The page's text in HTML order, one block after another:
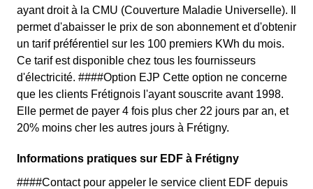
ayant droit à la CMU (Couverture Maladie Universelle). Il
permet d'abaisser le prix de son abonnement et d'obtenir
un tarif préférentiel sur les 100 premiers KWh du mois.
Ce tarif est disponible chez tous les fournisseurs
d'électricité. ####Option EJP Cette option ne concerne
que les clients Frétignois l'ayant souscrite avant 1998.
Elle permet de payer 4 fois plus cher 22 jours par an, et
20% moins cher les autres jours à Frétigny.
Informations pratiques sur EDF à Frétigny
####Contact pour appeler le service client EDF depuis